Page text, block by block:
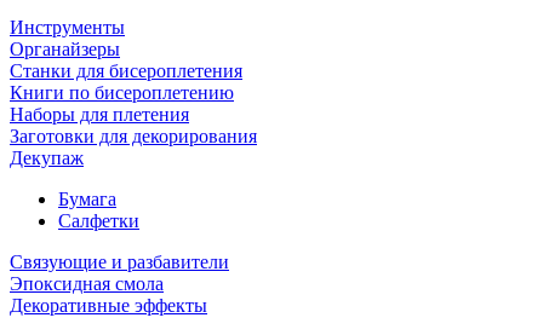
Инструменты
Органайзеры
Станки для бисероплетения
Книги по бисероплетению
Наборы для плетения
Заготовки для декорирования
Декупаж
Бумага
Салфетки
Связующие и разбавители
Эпоксидная смола
Декоративные эффекты